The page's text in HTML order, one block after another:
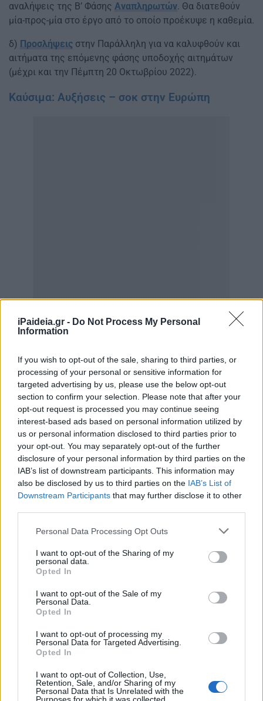
iPaideia.gr - Do Not Process My Personal
Information
If you wish to opt-out of the sale, sharing to third parties, or
processing of your personal or sensitive information for
targeted advertising by us, please use the below opt-out
section to confirm your selection. Please note that after your
opt-out request is processed you may continue seeing
interest-based ads based on personal information utilized by
us or personal information disclosed to third parties prior to
your opt-out. You may separately opt-out of the further
disclosure of your personal information by third parties on the
IAB’s list of downstream participants. This information may
also be disclosed by us to third parties on the IAB’s List of
Downstream Participants that may further disclose it to other
Please note that this website/app uses one or more Google
not limited to your visit or usage behaviour. You may click to
grant or deny consent to Google and its third-party tags to
use your data for below specified purposes in below Google
consent section.
Personal Data Processing Opt Outs
I want to opt-out of the Sharing of my
personal data.
Opted In
I want to opt-out of the Sale of my
Personal Data.
Opted In
I want to opt-out of processing my
Personal Data for Targeted Advertising.
Opted In
I want to opt-out of Collection, Use,
Retention, Sale, and/or Sharing of my
Personal Data that Is Unrelated with the
αναλήψεις της Β’ Φάσης Αναπληρωτών. Θα διατεθούν
μία-προς-μία στο έργο από το οποίο προέκυψε η καθεμία.
δ) Προσλήψεις στην Παράλληλη για να καλυφθούν και
αιτήματα της επόμενης φάσης υποδοχής αιτημάτων
(μέχρι και την Πέμπτη 20 Οκτωβρίου 2022).
Καύσιμα: Αυξήσεις – σοκ στην Ευρώπη
ε) Προσλήψεις ΖΕΠ Δευτεροβάθμιας (μετά την
κυκλοφορία του ΦΕΚ Τεύχος B’ 5232/10.10.2022,
αναμένονται οι αποφάσεις Ίδρυσης από τις ΠΔΕ).
στ) Αναμένεται η έκδοση του ΦΕΚ για τις Ομάδες
Σχολείων στο πλαίσιο της Πράξης “Υποστήριξη
σχολικών Μονάδων Α/θμιας και Β/θμιας Εκπαίδευσης
από Ψυχολόγους και Κοινωνικούς Λειτουργούς”. Έχει
πιστώσεις για 400 άτομα φέτος.
Για να μπορέσουν να γίνουν όλα μαζί, προβλέπω ονόματα
Γ’ Φάσης την πρώτη εβδομάδα του Νοεμβρίου για
ανάληψη στα σχολεία τη δεύτερη εβδομάδα του
Νοεμβρίου.